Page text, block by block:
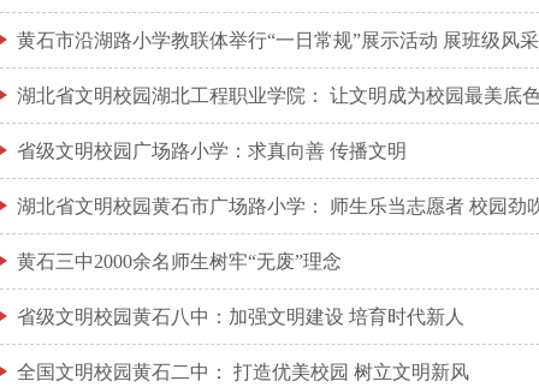
黄石市沿湖路小学教联体举行“一日常规”展示活动 展班级风
湖北省文明校园湖北工程职业学院： 让文明成为校园最美底
省级文明校园广场路小学：求真向善 传播文明
湖北省文明校园黄石市广场路小学： 师生乐当志愿者 校园劲
黄石三中2000余名师生树牢“无废”理念
省级文明校园黄石八中：加强文明建设 培育时代新人
全国文明校园黄石二中： 打造优美校园 树立文明新风